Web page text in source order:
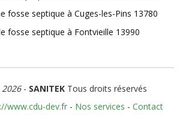
fosse septique à Cuges-les-Pins 13780
fosse septique à Fontvieille 13990
- SANITEKTous droits réservés
www.cdu-dev.fr- Nos services - Contact